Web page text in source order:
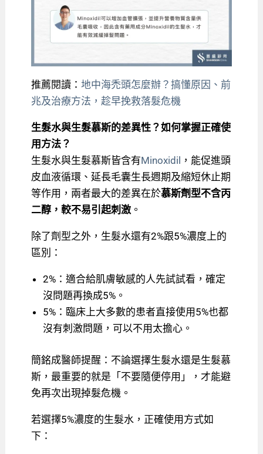
推薦閱讀：地中海禿頭怎麼辦？搞懂原因、前
兆及治療方法，趁早挽救落髮危機
生髮水與生髮慕斯的差異性？如何掌握正確使
用方法？
生髮水與生髮慕斯皆含有Minoxidil ，能促進頭
皮血液循環、延長毛囊生長週期及縮短休止期
等作用，兩者最大的差異在於慕斯劑型不含丙
二醇，較不易引起刺激 。
除了劑型之外，生髮水還有2%跟5%濃度上的
區別：
2%：適合給肌膚敏感的人先試試看，確定
沒問題再換成5%。
5%：臨床上大多數的患者直接使用5%也都
沒有刺激問題，可以不用太擔心。
簡銘成醫師提醒：不論選擇生髮水還是生髮慕
斯，最重要的就是「不要隨便停用」，才能避
免再次出現掉髮危機。
若選擇5%濃度的生髮水，正確使用方式如
下：